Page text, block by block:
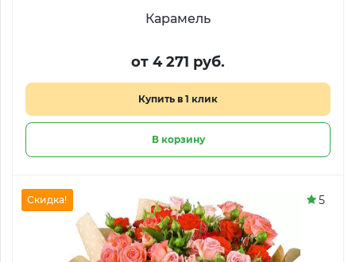
Карамель
от 4 271 руб.
Купить в 1 клик
В корзину
Скидка! 5